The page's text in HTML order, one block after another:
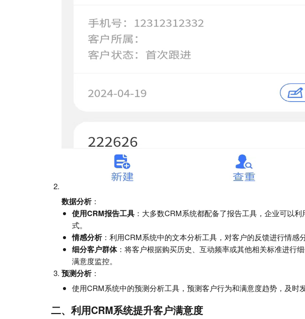
数据分析：
使用CRM报告工具 ：大多数CRM系统都配备了报告工具，企业可以
式。
情感分析：利用CRM系统中的文本分析工具，对客户的反馈进行情感
细分客户群体：将客户根据购买历史、互动频率或其他相关标准进行
满意度监控。
预测分析：
使用CRM系统中的预测分析工具，预测客户行为和满意度趋势，及时
二、利用CRM系统提升客户满意度